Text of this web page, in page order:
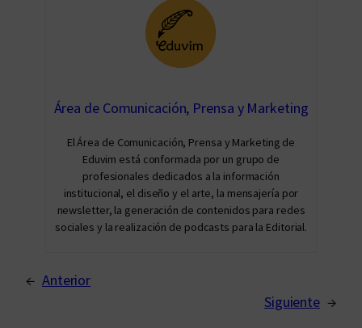
Área de Comunicación, Prensa y Marketing
El Área de Comunicación, Prensa y Marketing de
Eduvim está conformada por un grupo de
profesionales dedicados a la información
institucional, el diseño y el arte, la mensajería por
newsletter, la generación de contenidos para redes
sociales y la realización de podcasts para la Editorial.
← Anterior
Siguiente →